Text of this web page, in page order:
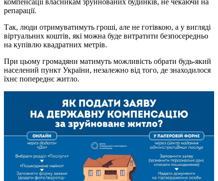
репарації.
Так, люди отримуватимуть гроші, але не готівкою, а у вигляді
віртуальних коштів, які можна буде витратити безпосередньо
на купівлю квадратних метрів.
При цьому громадяни матимуть можливість обрати будь-який
населений пункт України, незалежно від того, де знаходилося
їхнє попереднє житло.